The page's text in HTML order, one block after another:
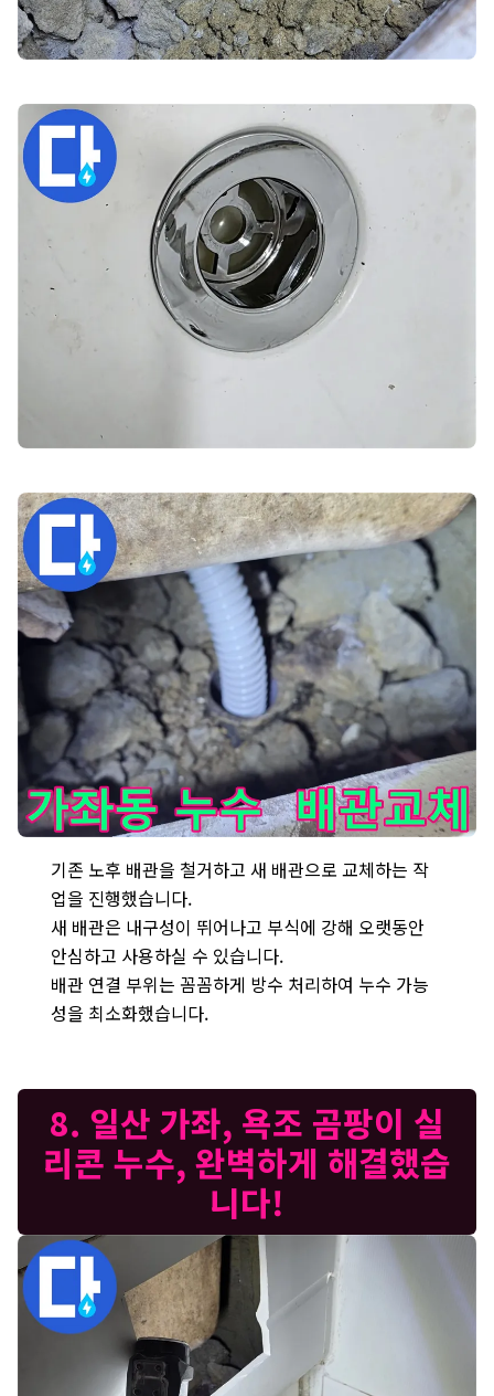
기존 노후 배관을 철거하고 새 배관으로 교체하는 작
업을 진행했습니다.
새 배관은 내구성이 뛰어나고 부식에 강해 오랫동안
안심하고 사용하실 수 있습니다.
배관 연결 부위는 꼼꼼하게 방수 처리하여 누수 가능
성을 최소화했습니다.
8. 일산 가좌, 욕조 곰팡이 실
리콘 누수, 완벽하게 해결했습
니다!